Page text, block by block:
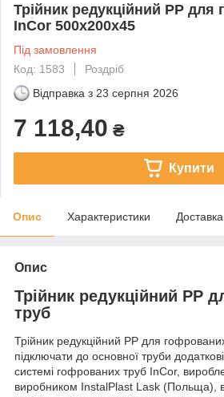
Трійник редукційний PP
InCor 500х200х45
Під замовлення
Код: 1583
Роздріб
Відправка з 23 серпня 2026
7 118,40 ₴
Купити
Опис Характеристики Доставка
Опис
Трійник редукційний PP
труб
Трійник редукційний PP для
підключати до основної труби
системі гофрованих труб InCor,
виробником InstalPlast Lask (Польща),